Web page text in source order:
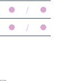
● / ●
● / ●